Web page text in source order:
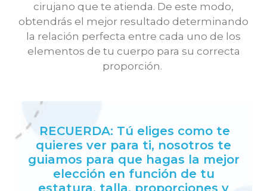
cirujano que te atienda. De este modo,
obtendrás el mejor resultado determinando
la relación perfecta entre cada uno de los
elementos de tu cuerpo para su correcta
proporción.
RECUERDA: Tú eliges como te
quieres ver para ti, nosotros te
guiamos para que hagas la mejor
elección en función de tu
estatura, talla, proporciones y